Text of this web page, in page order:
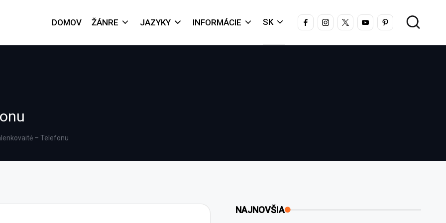
DOMOV ŽÁNRE JAZYKY INFORMÁCIE SK FACEBOOKINSTAGRAM
X YOUTUBEPINTEREST
– Telefonu
NAJNOVŠIA